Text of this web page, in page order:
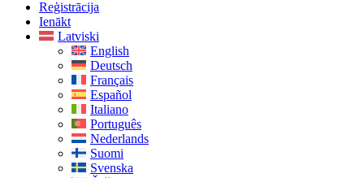
Reģistrācija
Ienākt
Latviski
English
Deutsch
Français
Español
Italiano
Português
Nederlands
Suomi
Svenska